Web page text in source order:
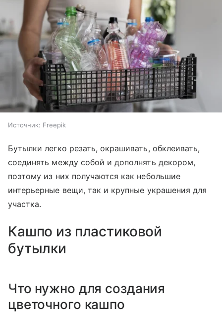
Источник: Freepik
Бутылки легко резать, окрашивать, обклеивать,
соединять между собой и дополнять декором,
поэтому из них получаются как небольшие
интерьерные вещи, так и крупные украшения для
участка.
Кашпо из пластиковой
бутылки
Что нужно для создания
цветочного кашпо